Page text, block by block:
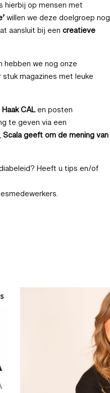
hierbij op mensen met
willen we deze doelgroep nog
aansluit bij eencreatieve
we nog onze
magazines met leuke
CALen posten
te geven via een
Scala geeft om de mening van
Heeft u tips en/of